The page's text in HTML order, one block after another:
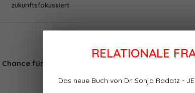
RELATIONALE
Das neue Buch von Dr. Sonja Radatz -
zukunftsfokussiert
für eine neue Konfliktkultur in